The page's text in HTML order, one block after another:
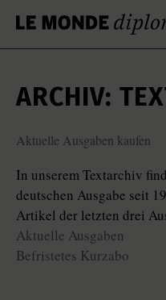
ARCHIV:
Aktuelle Ausgaben kaufen
In unserem Textarchiv
deutschen Ausgabe seit
Artikel der letzten drei
Aktuelle Ausgaben
Befristetes Kurzabo